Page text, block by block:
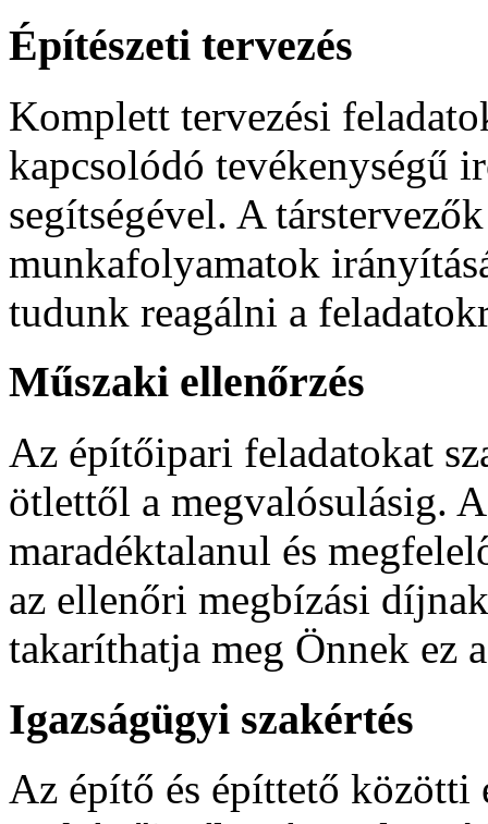
Építészeti tervezés
Komplett tervezési
kapcsolódó tevékenységű
segítségével. A
munkafolyamatok
tudunk reagálni a
Műszaki ellenőrzés
Az építőipari feladatokat
ötlettől a megvalósulásig.
maradéktalanul és
az ellenőri megbízási
takaríthatja meg Önnek ez
Igazságügyi szakértés
Az építő és építtető közötti